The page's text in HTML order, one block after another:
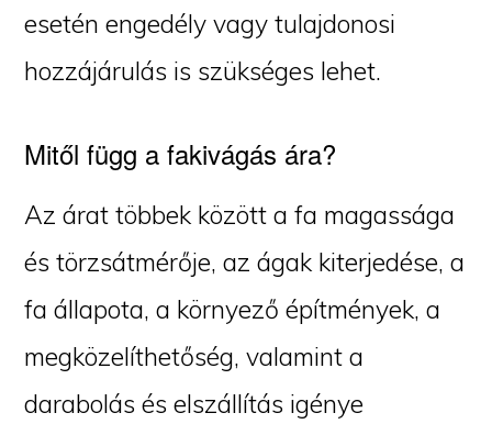
esetén engedély vagy tulajdonosi
hozzájárulás is szükséges lehet.
Mitől függ a fakivágás ára?
Az árat többek között a fa magassága
és törzsátmérője, az ágak kiterjedése, a
fa állapota, a környező építmények, a
megközelíthetőség, valamint a
darabolás és elszállítás igénye